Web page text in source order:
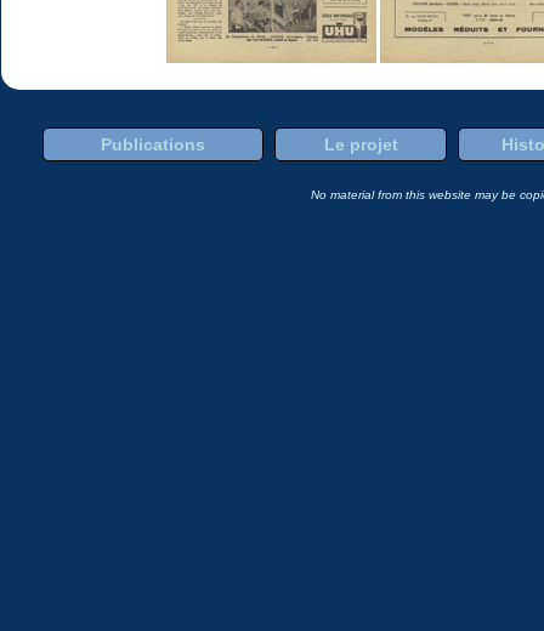
Publications Le projet
No material from this website may be